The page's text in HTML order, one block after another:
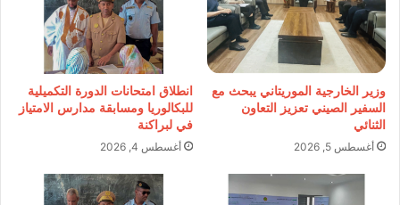
وزير الخارجية الموريتاني يبحث مع
السفير الصيني تعزيز التعاون
الثنائي
أغسطس 5, 2026
انطلاق امتحانات الدورة التكميلية
للبكالوريا ومسابقة مدارس الامتياز
في لبراكنة
أغسطس 4, 2026